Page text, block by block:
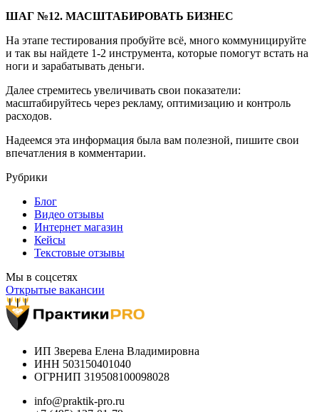
ШАГ №12. МАСШТАБИРОВАТЬ БИЗНЕС
На этапе тестирования пробуйте всё, много коммуницируйте
и так вы найдете 1-2 инструмента, которые помогут встать на
ноги и зарабатывать деньги.
Далее стремитесь увеличивать свои показатели:
масштабируйтесь через рекламу, оптимизацию и контроль
расходов.
Надеемся эта информация была вам полезной, пишите свои
впечатления в комментарии.
Рубрики
Блог
Видео отзывы
Интернет магазин
Кейсы
Текстовые отзывы
Мы в соцсетях
Открытые вакансии
ИП Зверева Елена Владимировна
ИНН 503150401040
ОГРНИП 319508100098028
info@praktik-pro.ru